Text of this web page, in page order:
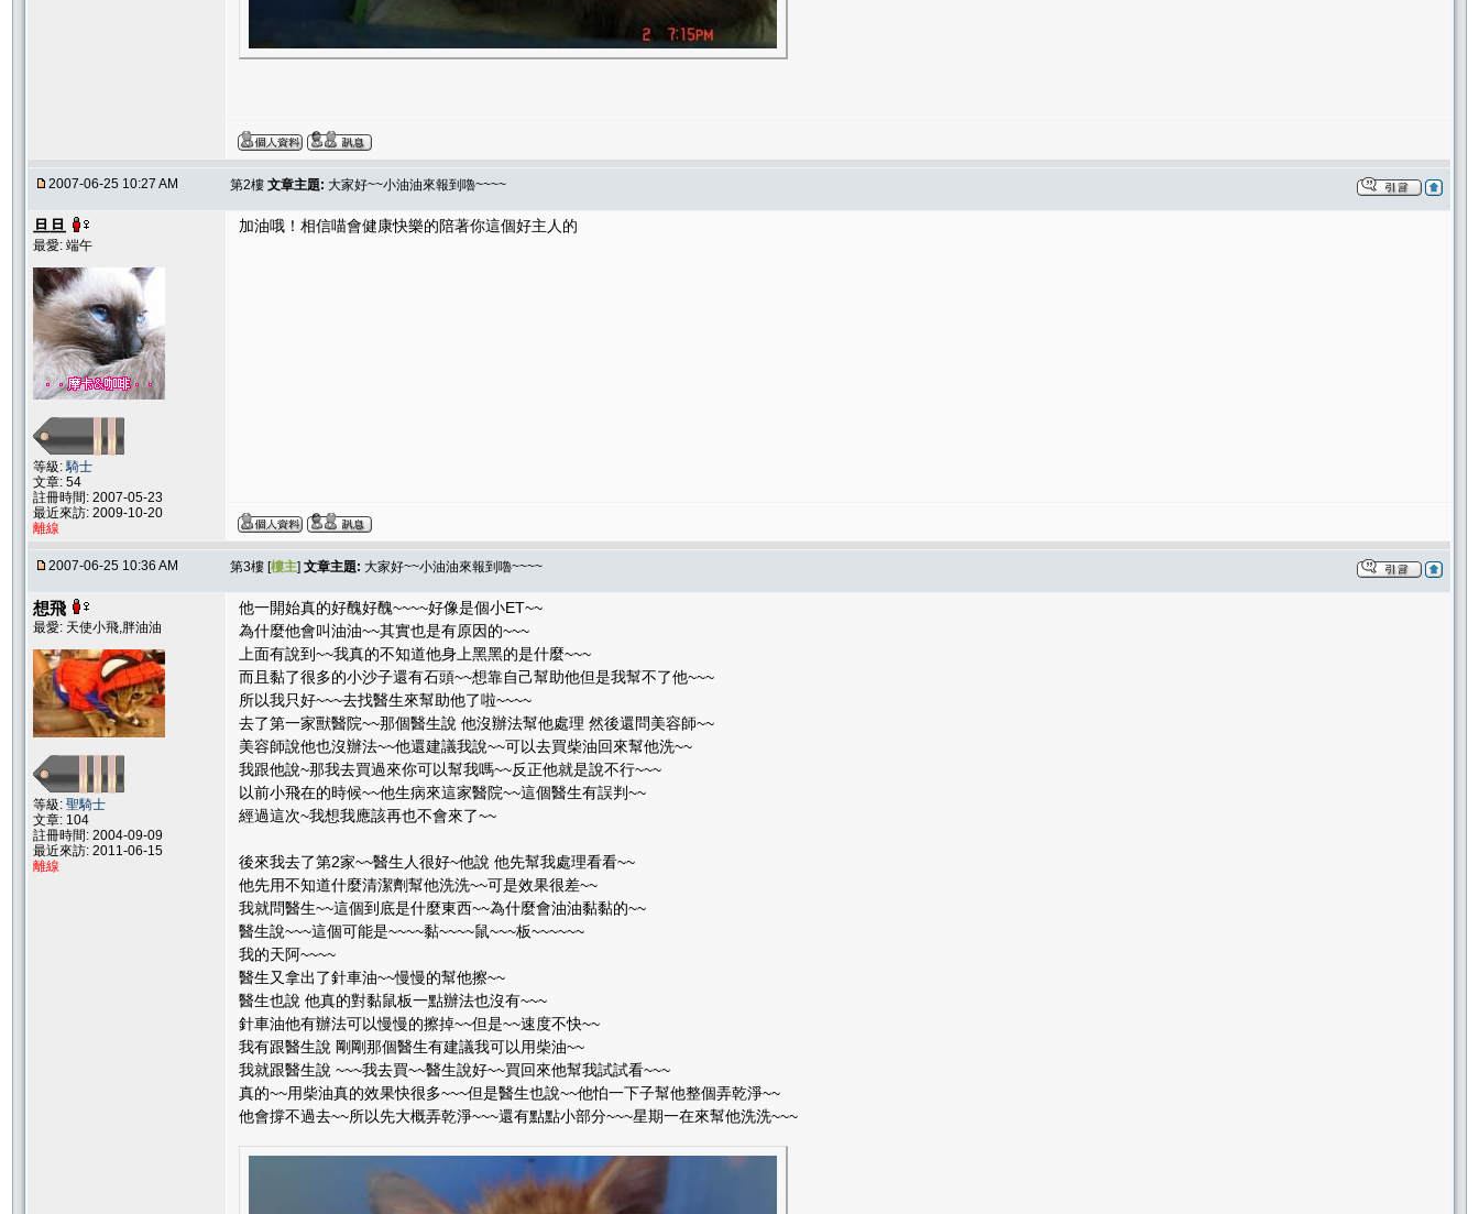
2007-06-25 10:27 AM 第2樓 文章主題: 大家好~~小油油來報到嚕~~~~
旦旦
最愛: 端午
等級:騎士
文章: 54
註冊時間: 2007-05-23
最近來訪: 2009-10-20
離線
加油哦！相信喵會健康快樂的陪著你這個好主人的
2007-06-25 10:36 AM 第3樓 [樓主] 文章主題: 大家好~~小油油來報到嚕~~~~
想飛
最愛: 天使小飛,胖油油
等級: 聖騎士
文章: 104
註冊時間: 2004-09-09
最近來訪: 2011-06-15
離線
他一開始真的好醜好醜~~~~好像是個小ET~~
為什麼他會叫油油~~其實也是有原因的~~~
上面有說到~~我真的不知道他身上黑黑的是什麼~~~
而且黏了很多的小沙子還有石頭~~想靠自己幫助他但是我幫不了他~~~
所以我只好~~~去找醫生來幫助他了啦~~~~
去了第一家獸醫院~~那個醫生說 他沒辦法幫他處理 然後還問美容師~~
美容師說他也沒辦法~~他還建議我說~~可以去買柴油回來幫他洗~~
我跟他說~那我去買過來你可以幫我嗎~~反正他就是說不行~~~
以前小飛在的時候~~他生病來這家醫院~~這個醫生有誤判~~
經過這次~我想我應該再也不會來了~~
後來我去了第2家~~醫生人很好~他說 他先幫我處理看看~~
他先用不知道什麼清潔劑幫他洗洗~~可是效果很差~~
我就問醫生~~這個到底是什麼東西~~為什麼會油油黏黏的~~
醫生說~~~這個可能是~~~~黏~~~~鼠~~~板~~~~~~
我的天阿~~~~
醫生又拿出了針車油~~慢慢的幫他擦~~
醫生也說 他真的對黏鼠板一點辦法也沒有~~~
針車油他有辦法可以慢慢的擦掉~~但是~~速度不快~~
我有跟醫生說 剛剛那個醫生有建議我可以用柴油~~
我就跟醫生說 ~~~我去買~~醫生說好~~買回來他幫我試試看~~~
真的~~用柴油真的效果快很多~~~但是醫生也說~~他怕一下子幫他整個弄乾淨~~
他會撐不過去~~所以先大概弄乾淨~~~還有點點小部分~~~星期一在來幫他洗洗~~~